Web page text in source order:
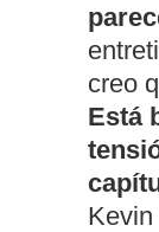
creo
Está